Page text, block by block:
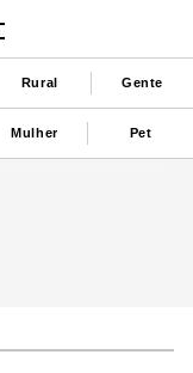
Rural Gente
Mulher Pet